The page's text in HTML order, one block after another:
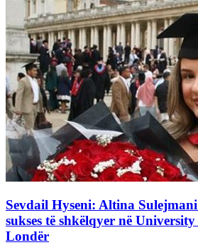
Sevdail Hyseni: Altina
sukses të shkëlqyer në
Londër